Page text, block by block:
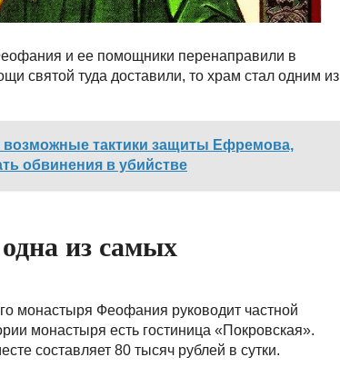
и ее помощники перенаправили в
святой туда доставили, то храм стал одним из
возможные тактики защиты Ефремова,
обвинения в убийстве
из самых
монастыря Феофания руководит частной
монастыря есть гостиница «Покровская».
составляет 80 тысяч рублей в сутки.